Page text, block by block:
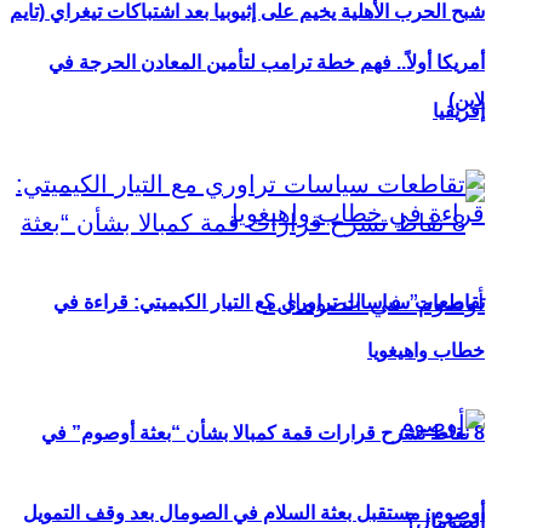
شبح الحرب الأهلية يخيم على إثيوبيا بعد اشتباكات تيغراي (تايم
لاين)
8 نقاط تشرح قرارات قمة كمبالا بشأن “بعثة أوصوم” في
الصومال؟
أمريكا أولاً.. فهم خطة ترامب لتأمين المعادن الحرجة في
إفريقيا
تقاطعات سياسات تراوري مع التيار الكيميتي: قراءة في
خطاب واهيغويا
أوصوم: مستقبل بعثة السلام في الصومال بعد وقف التمويل